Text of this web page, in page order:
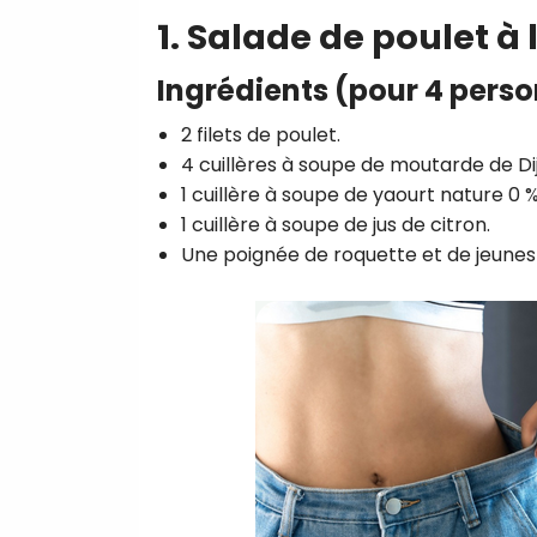
1. Salade de poulet
Ingrédients (pour 4
2 filets de poulet.
4 cuillères à soupe de moutarde de
1 cuillère à soupe de yaourt nature 0
1 cuillère à soupe de jus de citron.
Une poignée de roquette et de